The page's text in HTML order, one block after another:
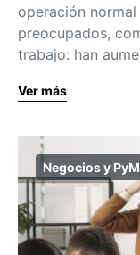
operación
preocupados,
trabajo: han
Ver más
Negocios y